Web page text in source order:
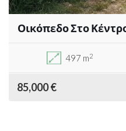
Οικόπεδο Στο
497 m2
85,000 €